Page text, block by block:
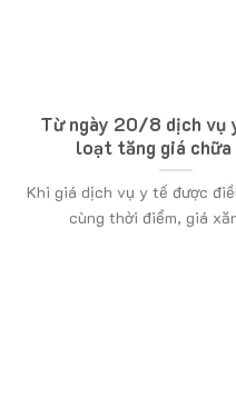
Từ ngày 20/8 dịch vụ
loạt tăng giá chữa
Khi giá dịch vụ y tế được
cùng thời điểm, giá